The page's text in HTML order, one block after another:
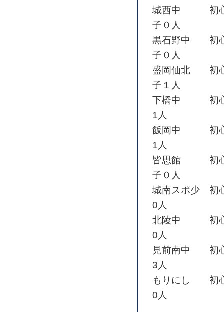
城西中 初心者
子０人
黒石野中 初心
子０人
盛岡仙北 初心
子１人
下橋中 初心者
1人
飯岡中 初心者
1人
皆思館 初心者
子０人
城南スポ少 初
0人
北陵中 初心者
0人
見前南中 初心
3人
もりにし 初心
0人